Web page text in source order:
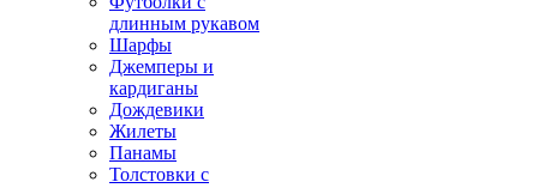
длинным рукавом
Шарфы
Джемперы и
кардиганы
Дождевики
Жилеты
Панамы
Толстовки с